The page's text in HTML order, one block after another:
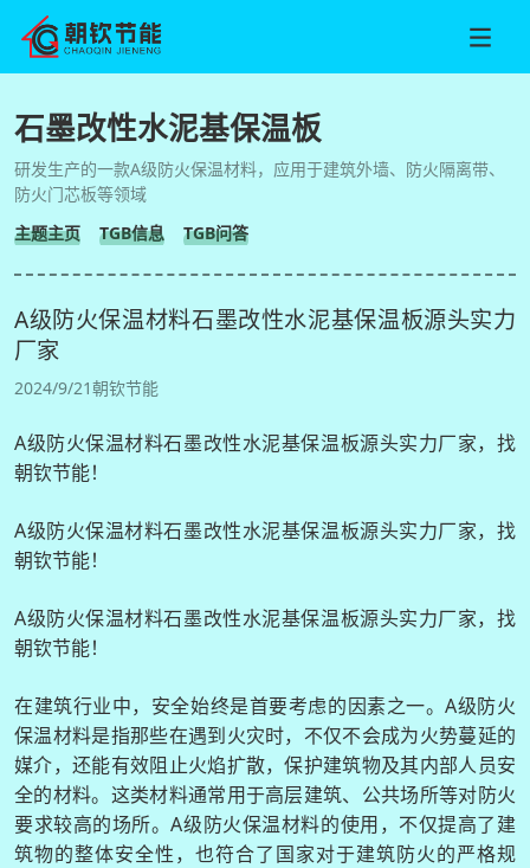
石墨改性水泥基保温板
研发生产的一款A级防火保温材料，应用于建筑外墙、防火隔离带、
防火门芯板等领域
主题主页
TGB信息 TGB问答
A级防火保温材料石墨改性水泥基保温板源头实力
厂家
2024/9/21朝钦节能
A级防火保温材料石墨改性水泥基保温板源头实力厂家，找
朝钦节能！
A级防火保温材料石墨改性水泥基保温板源头实力厂家，找
朝钦节能！
A级防火保温材料石墨改性水泥基保温板源头实力厂家，找
朝钦节能！
在建筑行业中，安全始终是首要考虑的因素之一。A级防火
保温材料是指那些在遇到火灾时，不仅不会成为火势蔓延的
媒介，还能有效阻止火焰扩散，保护建筑物及其内部人员安
全的材料。这类材料通常用于高层建筑、公共场所等对防火
要求较高的场所。A级防火保温材料的使用，不仅提高了建
筑物的整体安全性，也符合了国家对于建筑防火的严格规